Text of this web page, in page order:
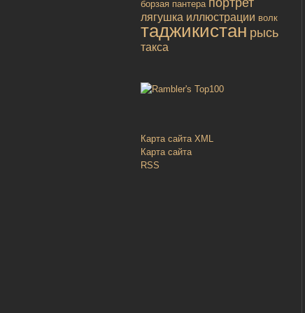
борзая пантера портрет
лягушка иллюстрации волк
таджикистан рысь
такса
Карта сайта XML
Карта сайта
RSS